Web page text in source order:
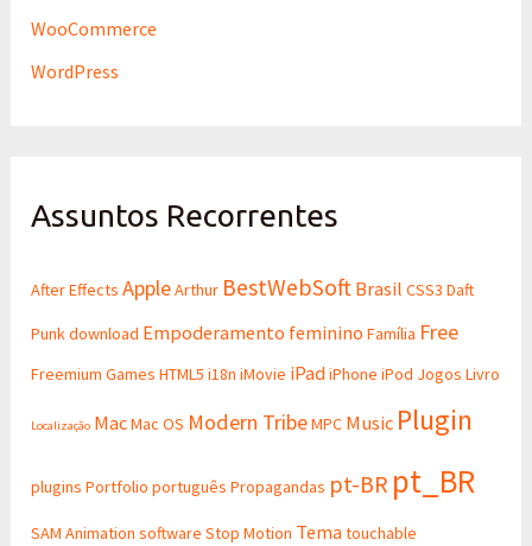
WooCommerce
WordPress
Assuntos Recorrentes
After Effects AppleArthur BestWebSoft Brasil CSS3 Daft
Punkdownload Empoderamento feminino Família Free
Freemium Games HTML5 i18n iMovie iPad iPhone iPod Jogos Livro
Localização MacMac OS Modern TribeMPC Music Plugin
plugins Portfolio português Propagandas pt-BR pt_BR
SAM Animation software Stop Motion Tema touchable